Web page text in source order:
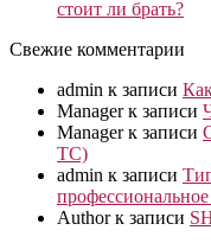
стоит ли брать?
Свежие комментарии
admin к записи
Managerк записи
Managerк записи
ТС)
admin к записи
Authorк записи